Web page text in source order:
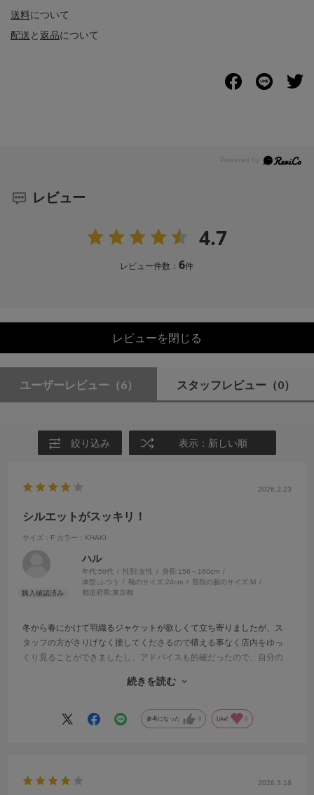
送料について
配送と返品について
レビュー
4.7
レビュー件数：6件
レビューを閉じる
ユーザーレビュー （6） スタッフレビュー （0）
絞り込み 表示：新しい順
2026.3.23
シルエットがスッキリ！
サイズ：F カラー：KHAKI
ハル
年代:50代 性別:女性 身長:156～160cm
体型: ふつう 靴のサイズ:24cm 普段の服のサイズ:M
都道府県:東京都
冬から春にかけて羽織るジャケットが欲しくて立ち寄りましたが、ス
タッフの方がさりげなく接してくださるので構える事なく店内をゆっ
くり見ることができましたし、アドバイスも的確だったので、自分の
ハリのある生地なので、シワにならず、シルエットもスッキリしてい
買い物ができました。
続きを読む
参考になった 0 Like! 0
2026.3.18